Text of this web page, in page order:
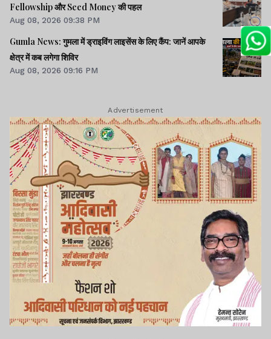
Fellowship और Seed Money की पहल
Aug 08, 2026 09:38 PM
Gumla News: गुमला में ड्राइविंग लाइसेंस के लिए कैंप: जानें आपके
क्षेत्र में कब लगेगा शिविर
Aug 08, 2026 09:16 PM
Advertisement